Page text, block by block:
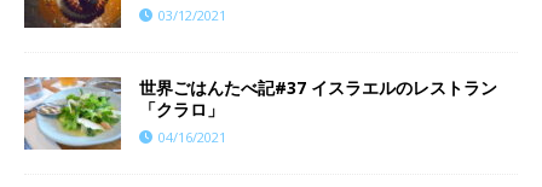
03/12/2021
世界ごはんたべ記#37 イスラエルのレストラン
「クラロ」
04/16/2021